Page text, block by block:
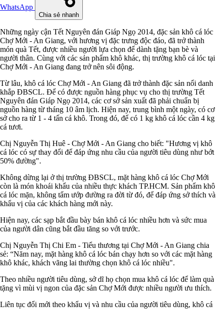
WhatsApp
Chia sẻ nhanh
Những ngày cận Tết Nguyên đán Giáp Ngọ 2014, đặc sản khô cá lóc
Chợ Mới - An Giang, với hương vị đặc trưng độc đáo, đã trở thành
món quà Tết, được nhiều người lựa chọn để dành tặng bạn bè và
người thân. Cùng với các sản phẩm khô khác, thị trường khô cá lóc tại
Chợ Mới - An Giang đang trở nên sôi động.
Từ lâu, khô cá lóc Chợ Mới - An Giang đã trở thành đặc sản nổi danh
khắp ĐBSCL. Để có được nguồn hàng phục vụ cho thị trường Tết
Nguyên đán Giáp Ngọ 2014, các cơ sở sản xuất đã phải chuẩn bị
nguồn hàng từ tháng 10 âm lịch. Hiện nay, trung bình một ngày, có cơ
sở cho ra từ 1 - 4 tấn cá khô. Trong đó, để có 1 kg khô cá lóc cần 4 kg
cá tươi.
Chị Nguyễn Thị Huê - Chợ Mới - An Giang cho biết: "Hương vị khô
cá lóc có sự thay đổi để đáp ứng nhu cầu của người tiêu dùng như bớt
50% đường".
Không dừng lại ở thị trường ĐBSCL, mặt hàng khô cá lóc Chợ Mới
còn là món khoái khẩu của nhiều thực khách TP.HCM. Sản phẩm khô
cá lóc mặn, không tẩm ướp đường ra đời từ đó, để đáp ứng sở thích và
khẩu vị của các khách hàng mới này.
Hiện nay, các sạp bắt đầu bày bán khô cá lóc nhiều hơn và sức mua
của người dân cũng bắt đầu tăng so với trước.
Chị Nguyễn Thị Chi Em - Tiểu thương tại Chợ Mới - An Giang chia
sẻ: “Năm nay, mặt hàng khô cá lóc bán chạy hơn so với các mặt hàng
khô khác, khách vãng lai thường chọn khô cá lóc nhiều".
Theo nhiều người tiêu dùng, sở dĩ họ chọn mua khô cá lóc để làm quà
tặng vì mùi vị ngon của đặc sản Chợ Mới được nhiều người ưu thích.
Liên tục đổi mới theo khẩu vị và nhu cầu của người tiêu dùng, khô cá